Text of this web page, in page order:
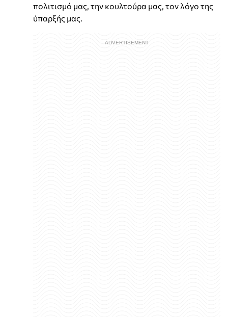
πολιτισμό μας, την κουλτούρα μας, τον λόγο της
ύπαρξής μας.